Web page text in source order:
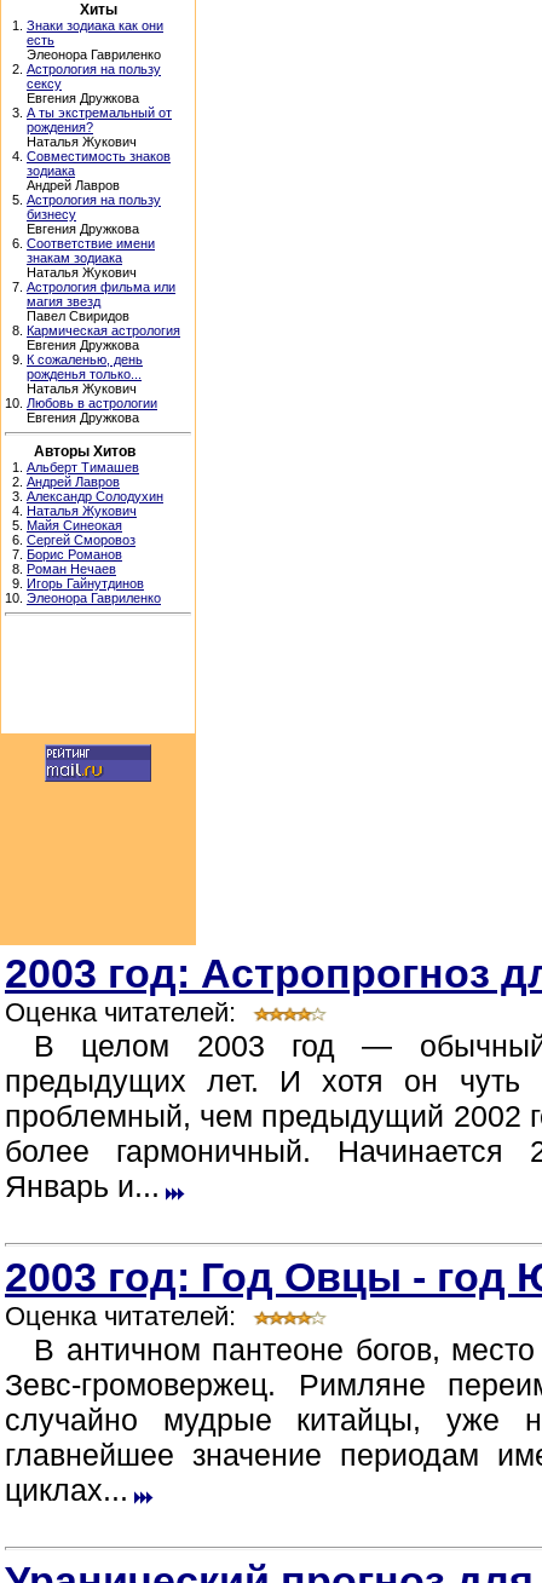
Хиты
1. Знаки зодиака как они
есть
Элеонора Гавриленко
2. Астрология на пользу
сексу
Евгения Дружкова
3. А ты экстремальный от
рождения?
Наталья Жукович
4. Совместимость знаков
зодиака
Андрей Лавров
5. Астрология на пользу
бизнесу
Евгения Дружкова
6. Соответствие имени
знакам зодиака
Наталья Жукович
7. Астрология фильма или
магия звезд
Павел Свиридов
8. Кармическая астрология
Евгения Дружкова
9. К сожаленью, день
рожденья только...
Наталья Жукович
10. Любовь в астрологии
Евгения Дружкова
Авторы Хитов
1. Альберт Тимашев
2. Андрей Лавров
3. Александр Солодухин
4. Наталья Жукович
5. Майя Синеокая
6. Сергей Сморовоз
7. Борис Романов
8. Роман Нечаев
9. Игорь Гайнутдинов
10. Элеонора Гавриленко
2003 год: Астропрогноз
Оценка читателей:
В целом 2003 год —
предыдущих лет. И хотя он
проблемный, чем предыдущий 2002
более гармоничный. Начинается
Январь и...
2003 год: Год Овцы - год
Оценка читателей:
В античном пантеоне богов,
Зевс-громовержец. Римляне
случайно мудрые китайцы, уже
главнейшее значение периодам
циклах...